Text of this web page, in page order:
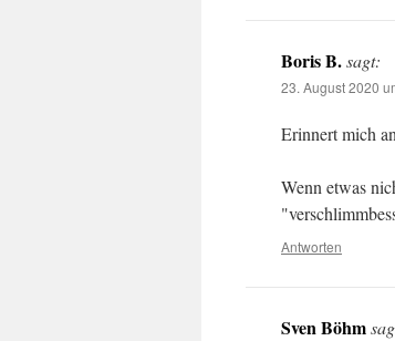
Boris B.sagt:
23. August 2020
Erinnert mich
Wenn etwas
Antworten
Sven Böhm